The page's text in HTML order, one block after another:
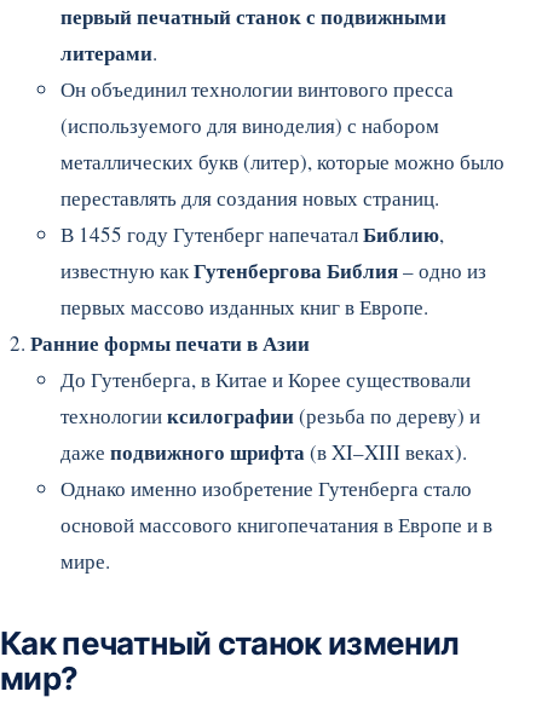
первый печатный станок с подвижными
литерами.
Он объединил технологии винтового пресса
(используемого для виноделия) с набором
металлических букв (литер), которые можно было
переставлять для создания новых страниц.
В 1455 году Гутенберг напечаталБиблию,
известную какГутенбергова Библия– одно из
первых массово изданных книг в Европе.
Ранние формы печати в Азии
До Гутенберга, в Китае и Корее существовали
технологииксилографии(резьба по дереву) и
даже подвижного шрифта(в XI–XIII веках).
Однако именно изобретение Гутенберга стало
основой массового книгопечатания в Европе и в
мире.
Как печатный станок изменил
мир?